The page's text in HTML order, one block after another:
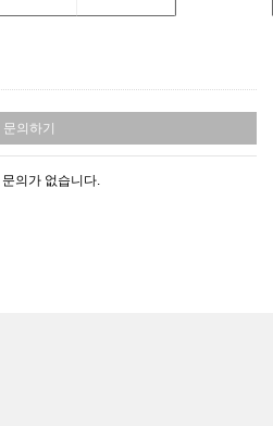
문의하기
의가 없습니다.